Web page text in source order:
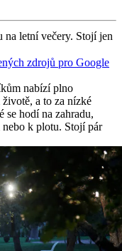
letní večery. Stojí jen
zdrojů pro Google
nabízí plno
a to za nízké
se hodí na zahradu,
k plotu. Stojí pár